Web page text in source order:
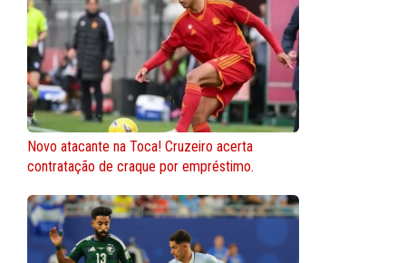
Novo atacante na Toca! Cruzeiro acerta
contratação de craque por empréstimo.